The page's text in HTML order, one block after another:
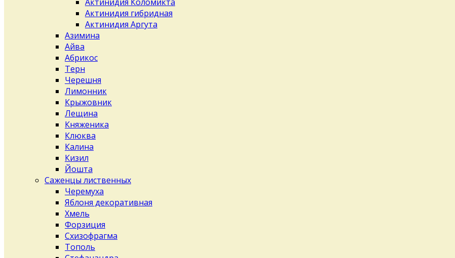
Актинидия гибридная
Актинидия Аргута
Азимина
Айва
Абрикос
Терн
Черешня
Лимонник
Крыжовник
Лещина
Княженика
Клюква
Калина
Кизил
Йошта
Саженцы лиственных
Черемуха
Яблоня декоративная
Хмель
Форзиция
Схизофрагма
Тополь